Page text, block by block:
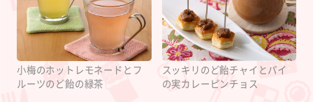
小梅のホットレモネードとフ
ルーツのど飴の緑茶
スッキリのど飴チャイとパイ
の実カレーピンチョス